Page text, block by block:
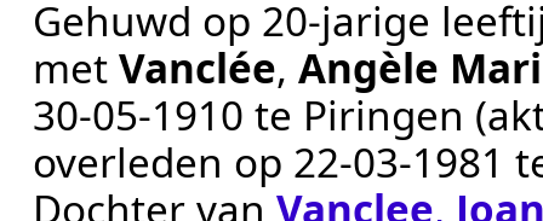
Gehuwd op 20-jarige
metVanclée,Angèle
30‑05‑1910 te Piringen
overleden op 22‑03‑1981
Dochter vanVanclee,